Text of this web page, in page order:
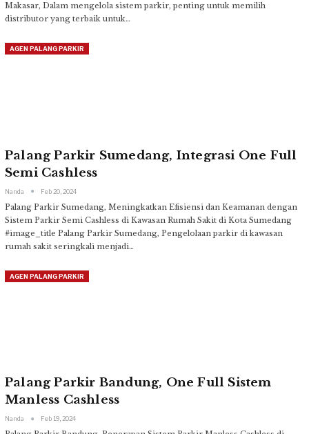
Makasar, Dalam mengelola sistem parkir, penting untuk memilih
distributor yang terbaik untuk…
AGEN PALANG PARKIR
Palang Parkir Sumedang, Integrasi One Full
Semi Cashless
Nanda Feb 20, 2024
Palang Parkir Sumedang, Meningkatkan Efisiensi dan Keamanan dengan
Sistem Parkir Semi Cashless di Kawasan Rumah Sakit di Kota Sumedang
#image_title Palang Parkir Sumedang, Pengelolaan parkir di kawasan
rumah sakit seringkali menjadi…
AGEN PALANG PARKIR
Palang Parkir Bandung, One Full Sistem
Manless Cashless
Nanda Feb 19, 2024